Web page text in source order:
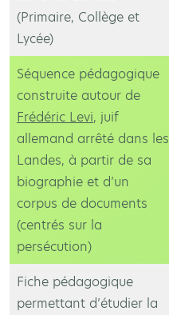
(Primaire, Collège et
Lycée)
Séquence pédagogique
construite autour de
Frédéric Levi, juif
allemand arrêté dans les
Landes, à partir de sa
biographie et d’un
corpus de documents
(centrés sur la
persécution)
Fiche pédagogique
permettant d’étudier la